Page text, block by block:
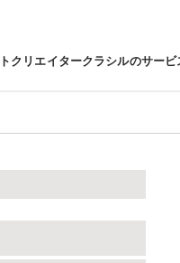
クリエイタークラシルのサービ